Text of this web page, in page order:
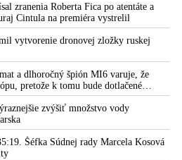
zranenia Roberta Fica po atentáte a
Cintula na premiéra vystrelil
vytvorenie dronovej zložky ruskej
a dlhoročný špión MI6 varuje, že
pretože k tomu bude dotlačené
invázii na Ukrajinu v roku 2022.
na zhromaždených diplomatov,
Ukrajinu na zimu. Putin vraj bude
pravdepodobne neskončí
zvýšiť množstvo vody
Šéfka Súdnej rady Marcela Kosová